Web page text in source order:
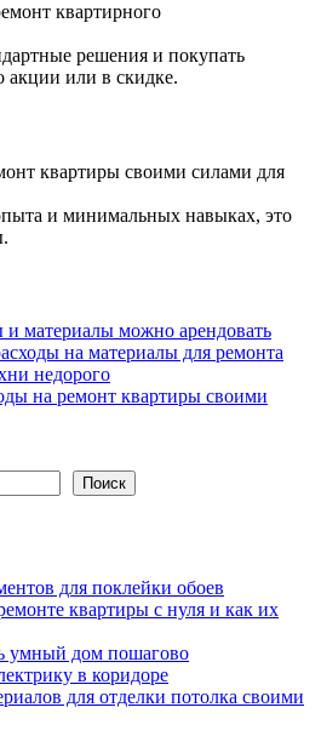
квартирного
решения и покупать
акции или в скидке.
квартиры своими силами для
и минимальных навыках, это
материалы можно арендовать
на материалы для ремонта
недорого
на ремонт квартиры своими
Поиск
для поклейки обоев
квартиры с нуля и как их
умный дом пошагово
в коридоре
для отделки потолка своими